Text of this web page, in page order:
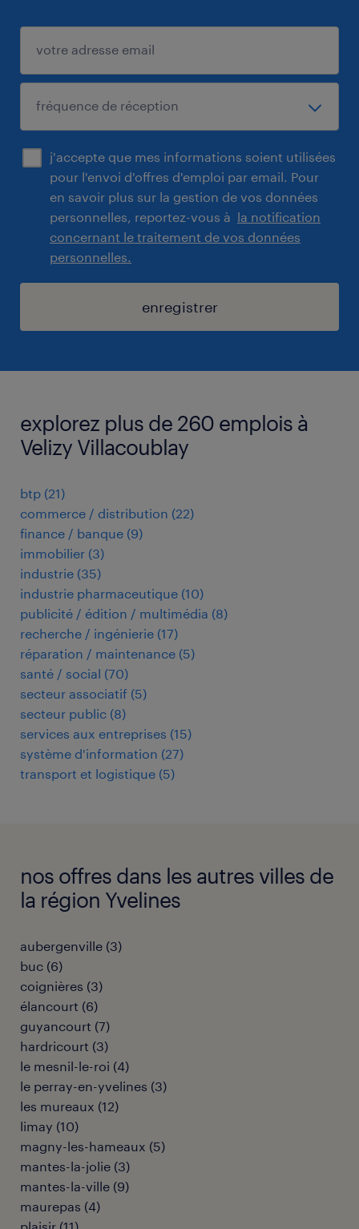
j'accepte que mes informations soient utilisées
pour l'envoi d'offres d'emploi par email. Pour
en savoir plus sur la gestion de vos données
personnelles, reportez-vous à la notification
concernant le traitement de vos données
personnelles.
enregistrer
explorez plus de 260 emplois à
Velizy Villacoublay
btp (21)
commerce / distribution (22)
finance / banque (9)
immobilier (3)
industrie (35)
industrie pharmaceutique (10)
publicité / édition / multimédia (8)
recherche / ingénierie (17)
réparation / maintenance (5)
santé / social (70)
secteur associatif (5)
secteur public (8)
services aux entreprises (15)
système d'information (27)
transport et logistique (5)
nos offres dans les autres villes de
la région Yvelines
aubergenville (3)
buc (6)
coignières (3)
élancourt (6)
guyancourt (7)
hardricourt (3)
le mesnil-le-roi (4)
le perray-en-yvelines (3)
les mureaux (12)
limay (10)
magny-les-hameaux (5)
mantes-la-jolie (3)
mantes-la-ville (9)
maurepas (4)